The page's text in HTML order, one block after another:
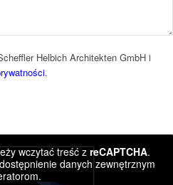
Helbich Architekten GmbH i
.
wczytać treść zreCAPTCHA.
danych zewnętrznym